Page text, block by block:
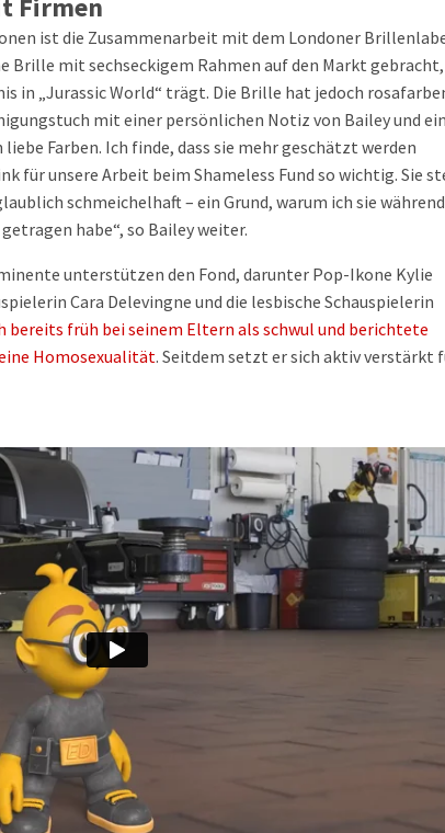
Firmen
ist die Zusammenarbeit mit dem Londoner
Brille mit sechseckigem Rahmen auf den Markt gebracht,
in „Jurassic World“ trägt. Die Brille hat jedoch
mit einer persönlichen Notiz von Bailey und ein
Farben. Ich finde, dass sie mehr geschätzt werden
für unsere Arbeit beim Shameless Fund so wichtig. Sie
schmeichelhaft – ein Grund, warum ich sie während
habe“, so Bailey weiter.
unterstützen den Fond, darunter Pop-Ikone Kylie
Cara Delevingne und die lesbische Schauspielerin
bereits früh bei seinem Eltern als schwul und berichtete
Homosexualität. Seitdem setzt er sich aktiv verstärkt